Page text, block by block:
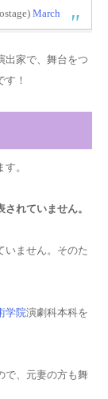
March
出家で、舞台をつ
！
。
れていません。
いません。そのた
学院演劇科本科を
で、元妻の方も舞